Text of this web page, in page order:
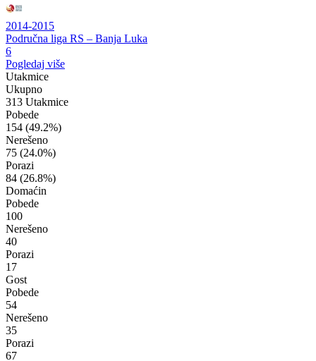
2014-2015
Područna liga RS – Banja Luka
6
Pogledaj više
Utakmice
Ukupno
313 Utakmice
Pobede
154 (49.2%)
Nerešeno
75 (24.0%)
Porazi
84 (26.8%)
Domaćin
Pobede
100
Nerešeno
40
Porazi
17
Gost
Pobede
54
Nerešeno
35
Porazi
67